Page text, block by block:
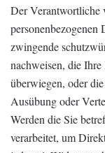
Der Verantwortliche
personenbezogenen
zwingende
nachweisen, die Ihre
überwiegen, oder
Ausübung oder
Werden die Sie
verarbeitet, um